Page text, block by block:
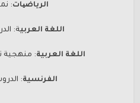
الرياضیات:
اللغة العربية:
اللغة العربية: منهجية
الفرنسية: